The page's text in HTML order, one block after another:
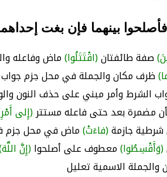
بينهما فإن بغت
صفة طائفتان(اقْتَتَلُوا)ماض وفاعله
ظرف مكان والجملة في محل جزم
الشرط وأمر مبني على حذف النون
مضمرة بعد حتى فاعله مستتر(إِلى
جازمة(فاءَتْ)ماض في محل جزم
(وَأَقْسِطُوا)معطوف على أصلحوا(إِنَّ
والجملة الاسمية تعليل